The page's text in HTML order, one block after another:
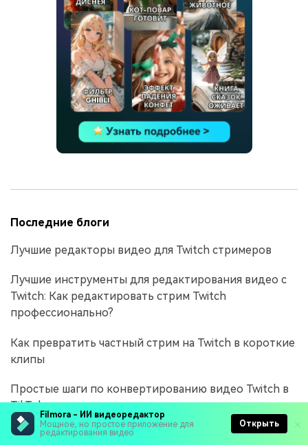
Filmora - ИИ видеоредактор
Мощное, но простое приложение для
редактирования видео
Открыть
Последние блоги
Лучшие редакторы видео для Twitch стримеров
Лучшие инструменты для редактирования видео с
Twitch: Как редактировать стрим Twitch
профессионально?
Как превратить частный стрим на Twitch в короткие
клипы
Простые шаги по конвертированию видео Twitch в
TikTok
Как использовать зеленый экран для прямых